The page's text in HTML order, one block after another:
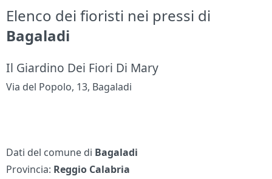
Elenco dei fioristi nei pressi di
Bagaladi
Il Giardino Dei Fiori Di Mary
Via del Popolo, 13, Bagaladi
Dati del comune di Bagaladi
Provincia: Reggio Calabria